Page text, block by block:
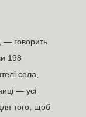
— говорить
198
села,
— усі
того, щоб